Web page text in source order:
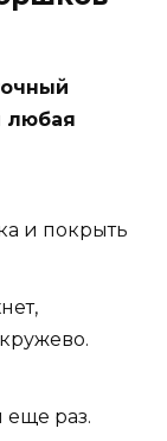
любая
и покрыть
еще раз.